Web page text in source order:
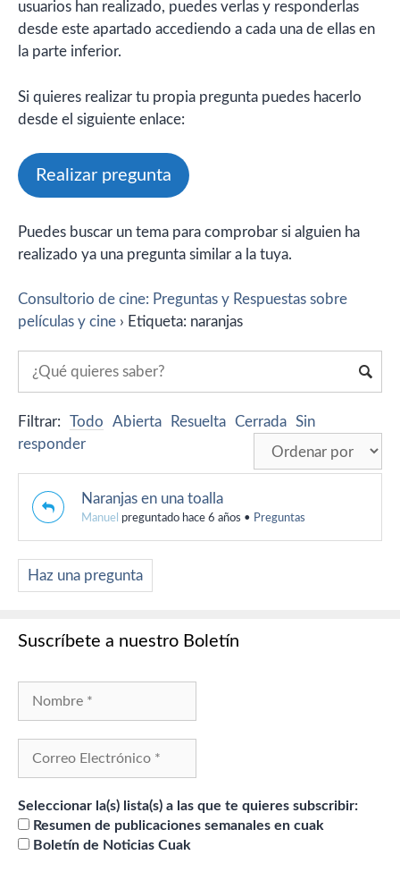
usuarios han realizado, puedes verlas y responderlas
desde este apartado accediendo a cada una de ellas en
la parte inferior.
Si quieres realizar tu propia pregunta puedes hacerlo
desde el siguiente enlace:
Realizar pregunta
Puedes buscar un tema para comprobar si alguien ha
realizado ya una pregunta similar a la tuya.
Consultorio de cine: Preguntas y Respuestas sobre
películas y cine › Etiqueta: naranjas
Filtrar: Todo Abierta Resuelta Cerrada Sin
responder
Naranjas en una toalla
Manuel preguntado hace 6 años • Preguntas
Haz una pregunta
Suscríbete a nuestro Boletín
Seleccionar la(s) lista(s) a las que te quieres subscribir:
Resumen de publicaciones semanales en cuak
Boletín de Noticias Cuak